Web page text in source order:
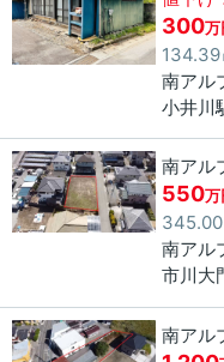
300万
南アル
小井川
南ア
550万
南アル
市川大
南アル